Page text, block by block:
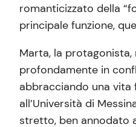
romanticizzato della
principale funzione,
Marta, la
profondamente in
abbracciando una vita
all’Università di
stretto, ben annodato